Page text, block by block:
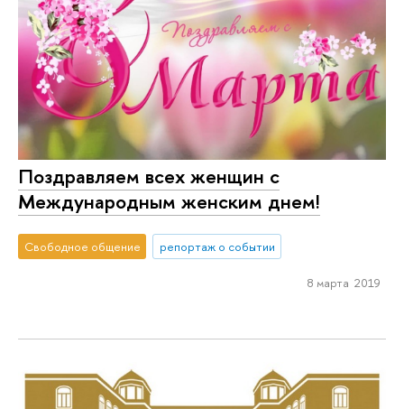
Поздравляем всех женщин с
Международным женским днем!
Свободное общение репортаж о событии
8 марта 2019